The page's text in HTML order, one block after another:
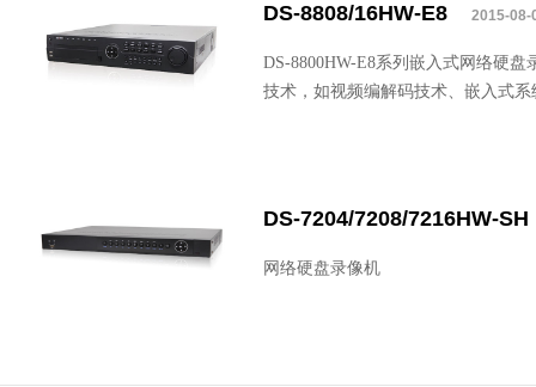
DS-8808/16HW-E8 2015-08-
DS-8800HW-E8系列嵌入式网络硬
技术，如视频编解码技术、嵌入式
DS-7204/7208/7216HW-SH
网络硬盘录像机